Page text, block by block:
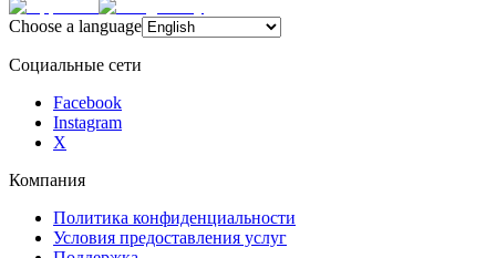
Choose a language
Социальные сети
Facebook
Instagram
X
Компания
Политика конфиденциальности
Условия предоставления услуг